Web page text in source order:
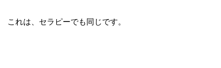
これは、セラピーでも同じです。